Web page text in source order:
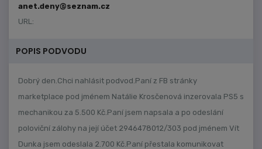
anet.deny@seznam.cz
URL:
POPIS PODVODU
Dobrý den.Chci nahlásit podvod.Paní z FB stránky
marketplace pod jménem Natálie Krosčenová inzerovala PS5 s
mechanikou za 5.500 Kč.Paní jsem napsala a po odeslání
poloviční zálohy na její účet 2946478012/303 pod jménem Vít
Dunka jsem odeslala 2.700 Kč.Paní přestala komunikovat